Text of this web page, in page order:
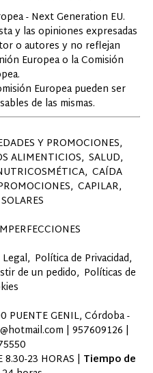
- Next Generation EU.
y las opiniones expresadas
o autores y no reflejan
Europea o la Comisión
Europea pueden ser
de las mismas.
Y PROMOCIONES
ALIMENTICIOS SALUD
CAÍDA
CAPILAR
SOLARES
Política de Privacidad
de un pedido Políticas de
PUENTE GENIL, Córdoba -
| 957609126 |
8.30-23 HORAS | Tiempo de